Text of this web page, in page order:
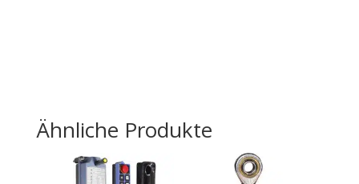
Ähnliche Produkte